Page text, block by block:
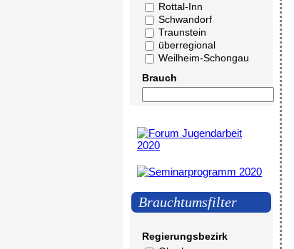
Rottal-Inn
Schwandorf
Traunstein
überregional
Weilheim-Schongau
Brauch
Brauchtumsfilter
Regierungsbezirk